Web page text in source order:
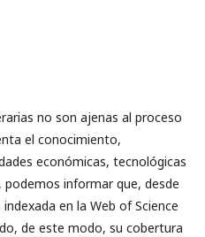
no son ajenas al proceso
el conocimiento,
económicas, tecnológicas
informar que, desde
en la Web of Science
de este modo, su cobertura